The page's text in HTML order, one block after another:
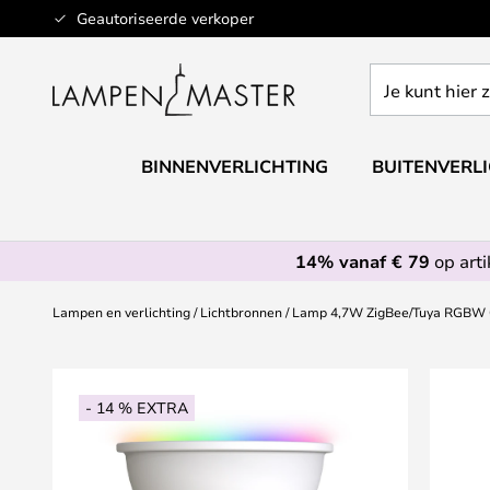
Geautoriseerde verkoper
Ga
naar
inhoud
kunt
zoeken
webwinkel
BINNENVERLICHTING
14% vanaf € 79 op
Lampen en verlichting Lichtbronnen Lamp 4,7W ZigBee/Tuya
- 14 % EXTRA
naar